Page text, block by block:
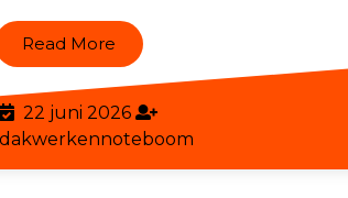
Read More Read
More
22 juni 202622
juni
2026
dakwerkennoteboom